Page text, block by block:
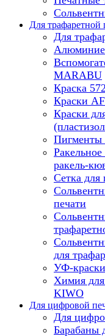
Для трафаретной
Для
MARABU
Краска
Краски
Краски
Пигменты
ракель-
Сетка для
печати
для
УФ-
Химия
KIWO
Для цифровой
Для
Барабаны